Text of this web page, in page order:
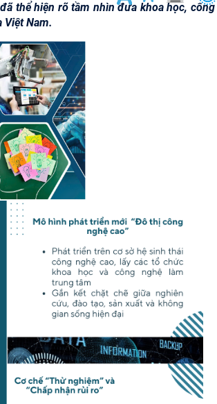
thể hiện rõ tầm nhìn đưa khoa học, công
Nam.